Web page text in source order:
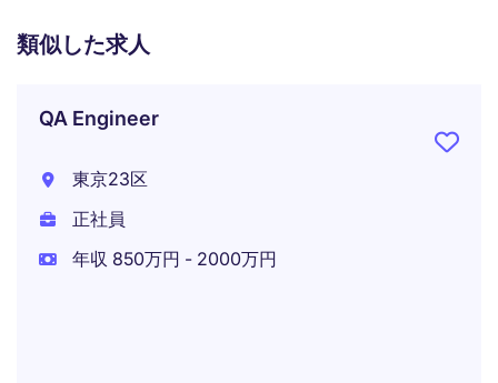
類似した求人
QA Engineer
東京23区
正社員
年収 850万円 - 2000万円